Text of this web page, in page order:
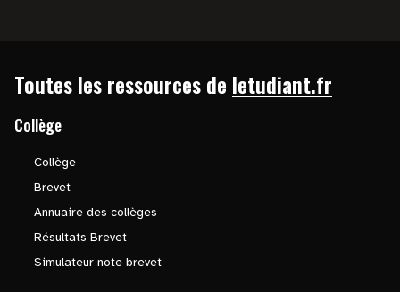
Toutes les ressources de letudiant.fr
Collège
Collège
Brevet
Annuaire des collèges
Résultats Brevet
Simulateur note brevet